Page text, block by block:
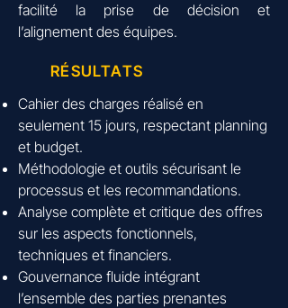
facilité la prise de décision et
l’alignement des équipes.
RÉSULTATS
Cahier des charges réalisé en
seulement 15 jours, respectant planning
et budget.
Méthodologie et outils sécurisant le
processus et les recommandations.
Analyse complète et critique des offres
sur les aspects fonctionnels,
techniques et financiers.
Gouvernance fluide intégrant
l’ensemble des parties prenantes